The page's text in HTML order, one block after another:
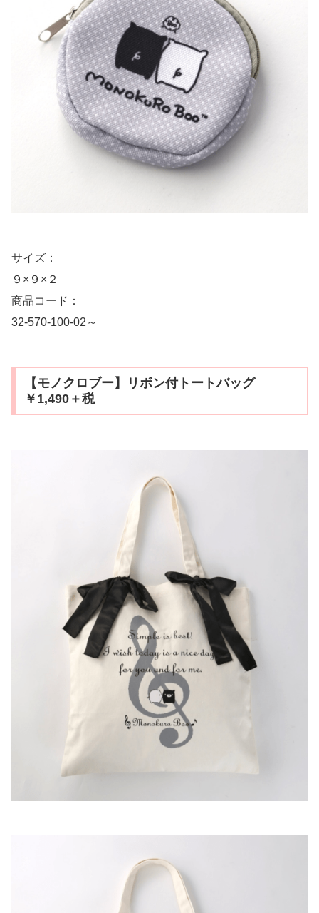
サイズ：
９×９×２
商品コード：
32-570-100-02～
【モノクロブー】リボン付トートバッグ
￥1,490＋税